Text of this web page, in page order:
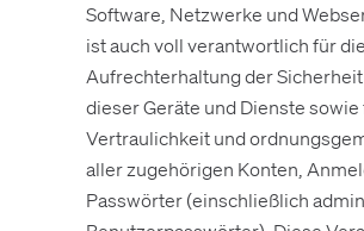
Software, Netzwerke und
ist auch voll verantwortlich für die
Aufrechterhaltung der
dieser Geräte und Dienste sowie
Vertraulichkeit und
aller zugehörigen Konten,
Passwörter (einschließlich